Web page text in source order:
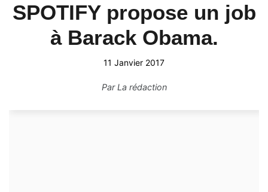
SPOTIFY propose un job
à Barack Obama.
11 Janvier 2017
ParLa rédaction